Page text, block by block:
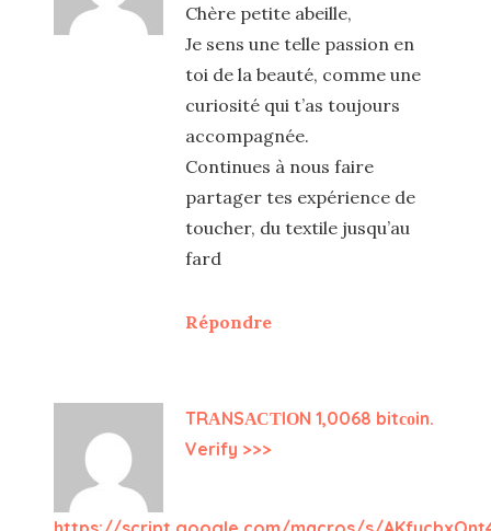
Chère petite abeille,
Je sens une telle passion en
toi de la beauté, comme une
curiosité qui t’as toujours
accompagnée.
Continues à nous faire
partager tes expérience de
toucher, du textile jusqu’au
fard
Répondre
TRАNSАСТIОN 1,0068 bitсоin.
Verify >>>